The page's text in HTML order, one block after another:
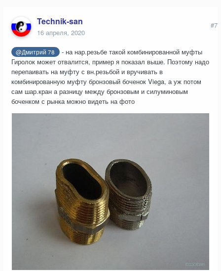
Technik-san
16 апреля, 2020
#7
@Дмитрий 78
- на нар.резьбе такой комбинированной муфты
Гиролок может отвалится, пример я показал выше. Поэтому надо
перепаивать на муфту с вн.резьбой и вручивать в
комбинированную муфту бронзовый боченок Viega, а уж потом
сам шар.кран а разницу между бронзовым и силуминовым
боченком с рынка можно видеть на фото